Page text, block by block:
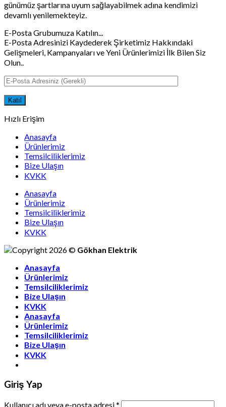
günümüz şartlarına uyum sağlayabilmek adına kendimizi
devamlı yenilemekteyiz.
E-Posta Grubumuza Katılın...
E-Posta Adresinizi Kaydederek Şirketimiz Hakkındaki
Gelişmeleri, Kampanyaları ve Yeni Ürünlerimizi İlk Bilen Siz
Olun..
Hızlı Erişim
Anasayfa
Ürünlerimiz
Temsilciliklerimiz
Bize Ulaşın
KVKK
Anasayfa
Ürünlerimiz
Temsilciliklerimiz
Bize Ulaşın
KVKK
Copyright 2026 © Gökhan Elektrik
Anasayfa
Ürünlerimiz
Temsilciliklerimiz
Bize Ulaşın
KVKK
Anasayfa
Ürünlerimiz
Temsilciliklerimiz
Bize Ulaşın
KVKK
Giriş Yap
Kullanıcı adı veya e-posta adresi*